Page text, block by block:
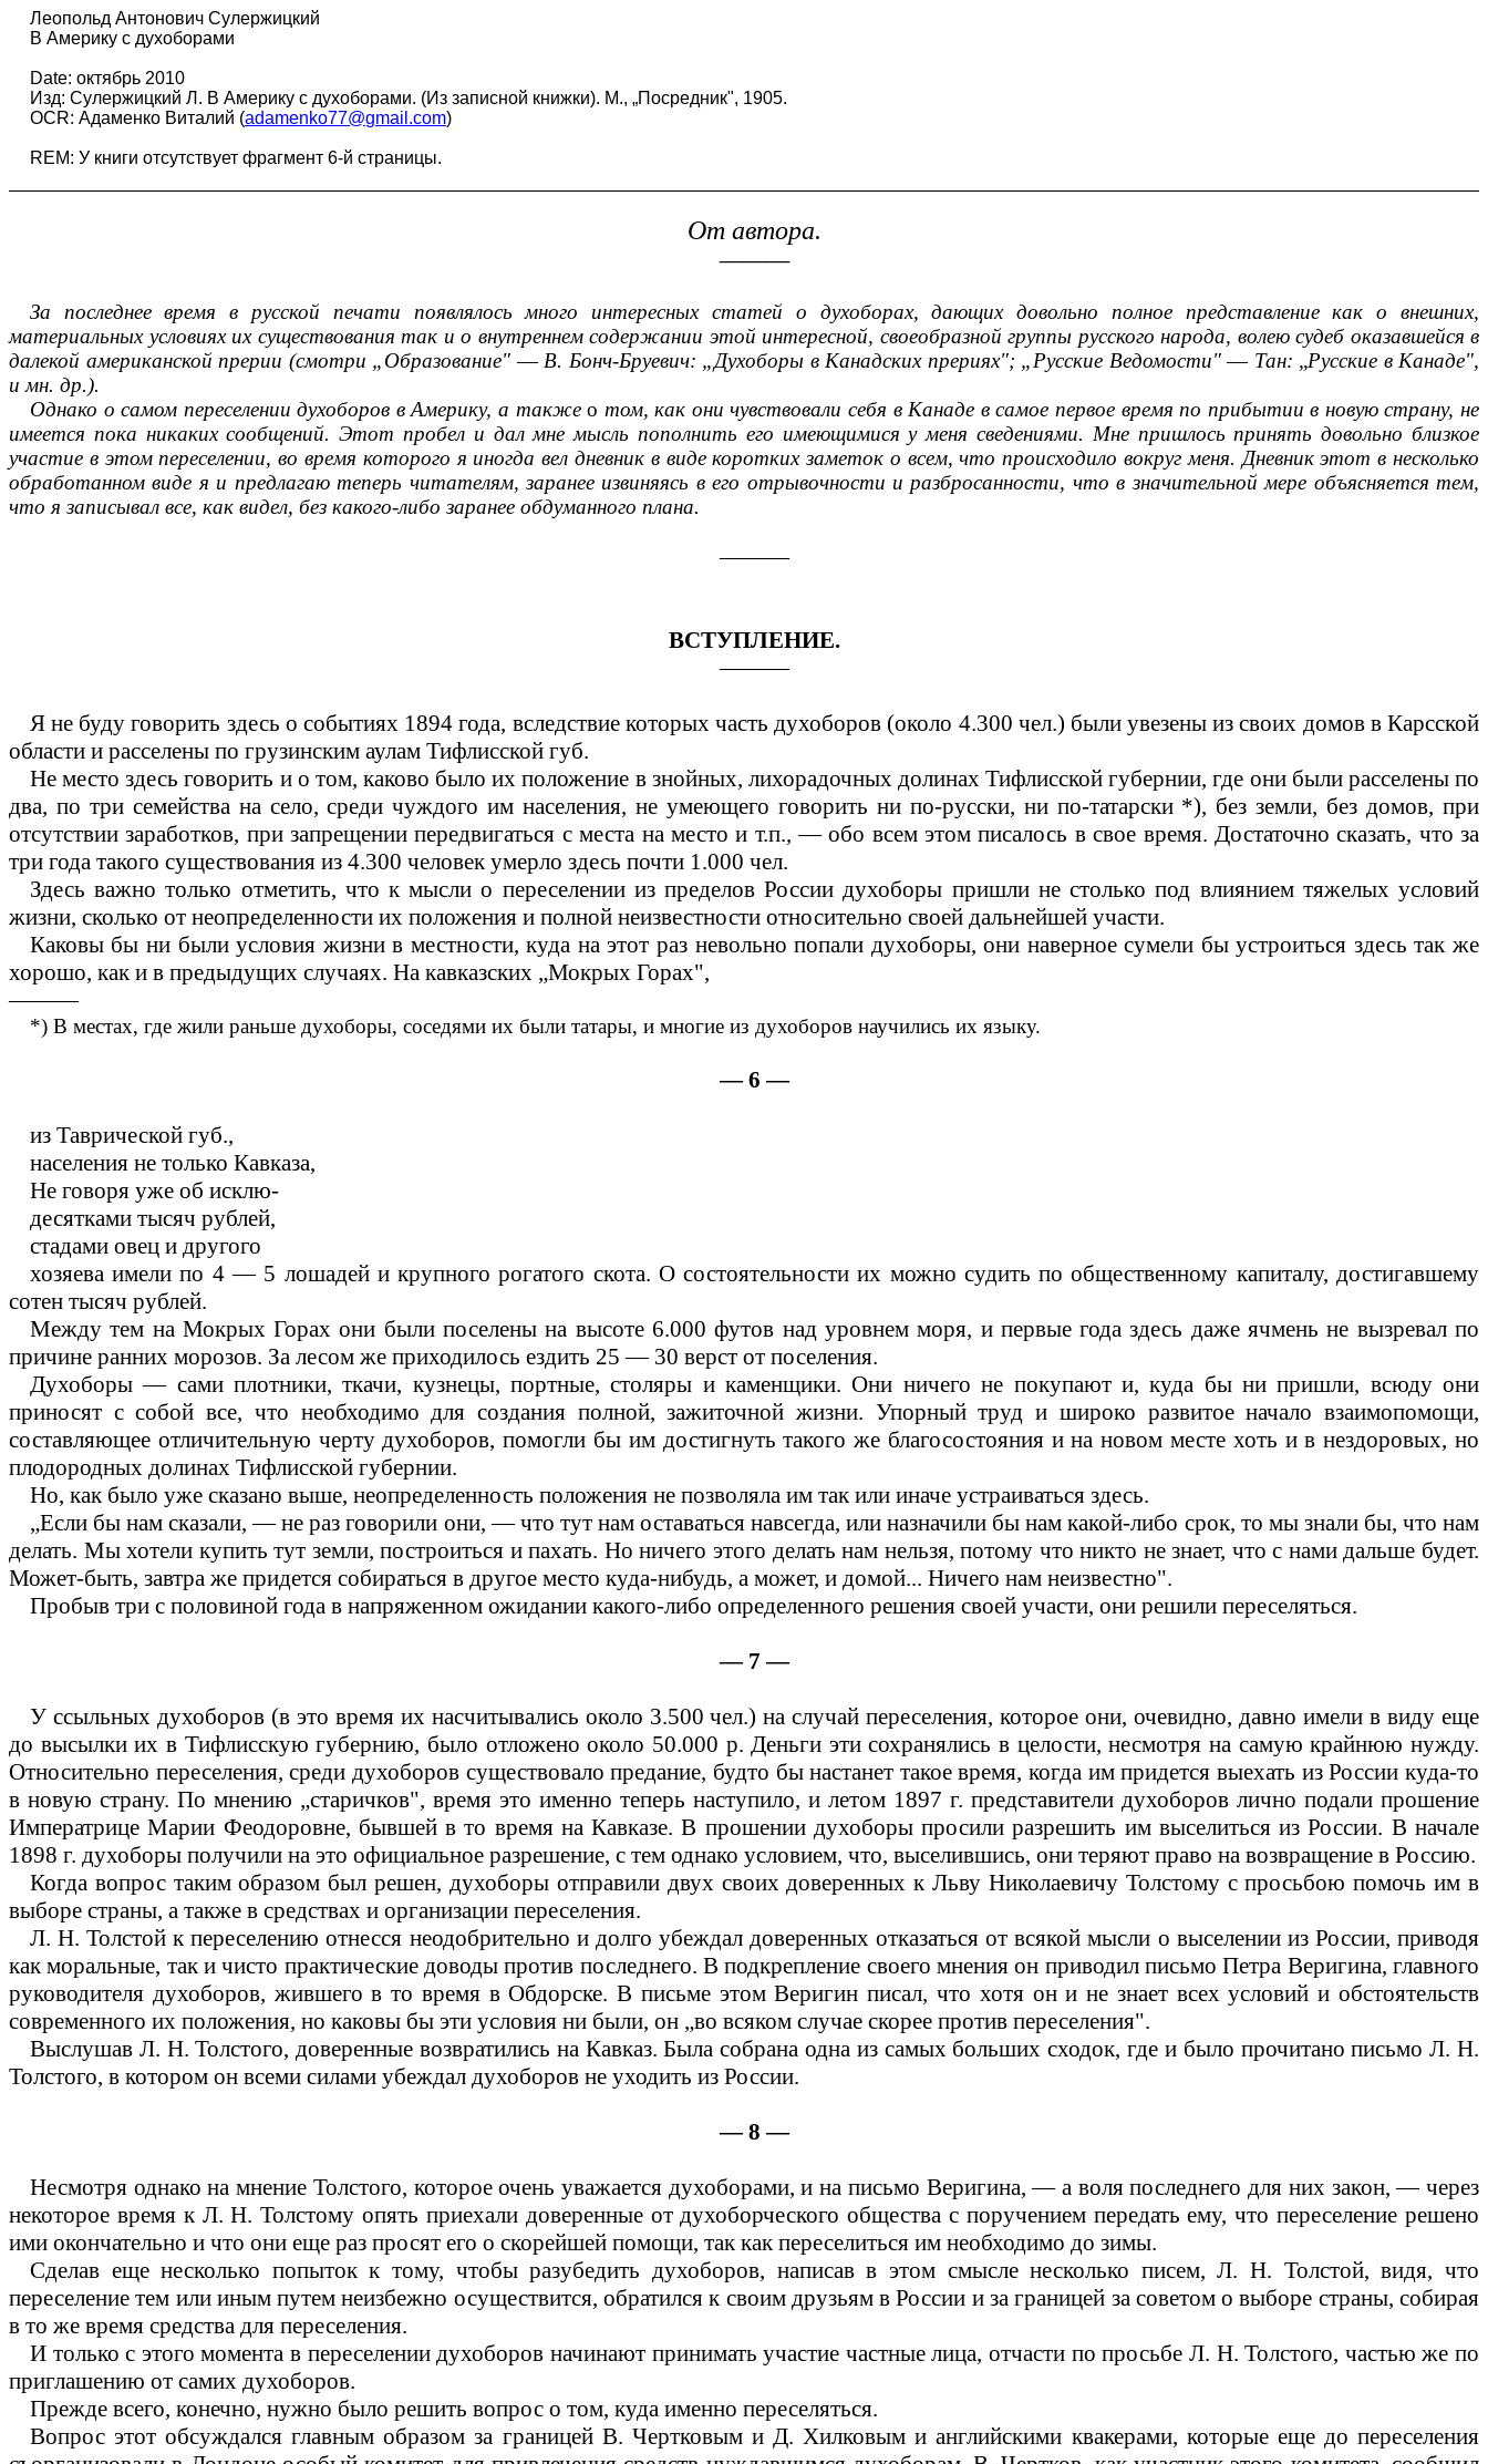
Леопольд Антонович Сулержицкий
В Америку с духоборами
Date: октябрь2010
Изд: Сулержицкий Л. В Америку с духоборами. (Из записной книжки). М., „Посредник", 1905.
OCR: Адаменко Виталий (adamenko77@gmail.com)
REM: У книги отсутствует фрагмент 6-й страницы.
От автора.
———
За последнее время в русской печати появлялось много интересных статей о духоборах, дающих довольно полное представление как о внешних,
материальных условиях их существования так и о внутреннем содержании этой интересной, своеобразной группы русского народа, волею судеб оказавшейся в
далекой американской прерии (смотри „Образование" — В. Бонч-Бруевич: „Духоборы в Канадских прериях"; „Русские Ведомости"— Тан: „Русские в Канаде",
и мн. др.).
Однако о самом переселении духоборов в Америку, а такжео том, как они чувствовали себя в Канаде в самое первое время по прибытии в новую страну, не
имеется пока никаких сообщений. Этот пробел и дал мне мысль пополнить его имеющимися у меня сведениями. Мне пришлось принять довольно близкое
участие в этом переселении, во время которого я иногда вел дневник в виде коротких заметок о всем, что происходило вокруг меня. Дневник этот в несколько
обработанном виде я и предлагаю теперь читателям, заранее извиняясь в его отрывочности и разбросанности, что в значительной мере объясняется тем,
что я записывал все, как видел, без какого-либо заранее обдуманного плана.
———
ВСТУПЛЕНИЕ.
———
Я не буду говорить здесь о событиях 1894 года, вследствие которых часть духоборов (около 4.300 чел.) были увезены из своих домов в Карсской
области и расселены по грузинским аулам Тифлисской губ.
Не место здесь говорить и о том, каково было их положение в знойных, лихорадочных долинах Тифлисской губернии, где они были расселены по
два, по три семейства на село, среди чуждого им населения, не умеющего говорить ни по-русски, ни по-татарски *), без земли, без домов, при
отсутствии заработков, при запрещении передвигаться с места на место и т.п., — обо всем этом писалось в свое время. Достаточно сказать, что за
три года такого существования из 4.300 человек умерло здесь почти 1.000 чел.
Здесь важно только отметить, что к мысли о переселении из пределов России духоборы пришли не столько под влиянием тяжелых условий
жизни, сколько от неопределенности их положения и полной неизвестности относительно своей дальнейшей участи.
Каковы бы ни были условия жизни в местности, куда на этот раз невольно попали духоборы, они наверное сумели бы устроиться здесь так же
хорошо, как и в предыдущих случаях. На кавказских „Мокрых Горах",
———
*) В местах, где жили раньше духоборы, соседями их были татары, и многие из духоборов научились их языку.
— 6 —
из Таврической губ.,
населения не только Кавказа,
Не говоря уже об исклю-
десятками тысяч рублей,
стадами овец и другого
хозяева имели по 4 — 5 лошадей и крупного рогатого скота. О состоятельности их можно судить по общественному капиталу, достигавшему
сотен тысяч рублей.
Между тем на Мокрых Горах они были поселены на высоте 6.000 футов над уровнем моря, и первые года здесь даже ячмень не вызревал по
причине ранних морозов. За лесом же приходилось ездить 25 — 30 верст от поселения.
Духоборы — сами плотники, ткачи, кузнецы, портные, столяры и каменщики. Они ничего не покупают и, куда бы ни пришли, всюду они
приносят с собой все, что необходимо для создания полной, зажиточной жизни. Упорный труд и широко развитое начало взаимопомощи,
составляющее отличительную черту духоборов, помогли бы им достигнуть такого же благосостояния и на новом месте хоть и в нездоровых, но
плодородных долинах Тифлисской губернии.
Но, как было уже сказано выше, неопределенность положения не позволяла им так или иначе устраиваться здесь.
„Если бы нам сказали, — не раз говорили они, — что тут нам оставаться навсегда, или назначили бы нам какой-либо срок, то мы знали бы, что нам
делать. Мы хотели купить тут земли, построиться и пахать. Но ничего этого делать нам нельзя, потому что никто не знает, что с нами дальше будет.
Может-быть, завтра же придется собираться в другое место куда-нибудь, а может, и домой... Ничего нам неизвестно".
Пробыв три с половиной года в напряженном ожидании какого-либо определенного решения своей участи, они решили переселяться.
— 7 —
У ссыльных духоборов (в это время их насчитывались около 3.500 чел.) на случай переселения, которое они, очевидно, давно имели в виду еще
до высылки их в Тифлисскую губернию, было отложено около 50.000 р. Деньги эти сохранялись в целости, несмотря на самую крайнюю нужду.
Относительно переселения, среди духоборов существовало предание, будто бы настанет такое время, когда им придется выехать из России куда-то
в новую страну. По мнению „старичков", время это именно теперь наступило, и летом 1897 г. представители духоборов лично подали прошение
Императрице Марии Феодоровне, бывшей в то время на Кавказе. В прошении духоборы просили разрешить им выселиться из России. В начале
1898 г. духоборы получили на это официальное разрешение, с тем однако условием, что, выселившись, они теряют право на возвращение в Россию.
Когда вопрос таким образом был решен, духоборы отправили двух своих доверенных к Льву Николаевичу Толстому с просьбою помочь им в
выборе страны, а также в средствах и организации переселения.
Л. Н. Толстой к переселению отнесся неодобрительно и долго убеждал доверенных отказаться от всякой мысли о выселении из России, приводя
как моральные, так и чисто практические доводы против последнего. В подкрепление своего мнения он приводил письмо Петра Веригина, главного
руководителя духоборов, жившего в то время в Обдорске. В письме этом Веригин писал, что хотя он и не знает всех условий и обстоятельств
современного их положения, но каковы бы эти условия ни были, он „во всяком случае скорее против переселения".
Выслушав Л. Н. Толстого, доверенные возвратились на Кавказ. Была собрана одна из самых больших сходок, где и было прочитано письмо Л. Н.
Толстого, в котором он всеми силами убеждал духоборов не уходить из России.
— 8 —
Несмотря однако на мнение Толстого, которое очень уважается духоборами, и на письмо Веригина, — а воля последнего для них закон, — через
некоторое время к Л. Н. Толстому опять приехали доверенные от духоборческого общества с поручением передать ему, что переселение решено
ими окончательно и что они еще раз просят его о скорейшей помощи, так как переселиться им необходимо до зимы.
Сделав еще несколько попыток к тому, чтобы разубедить духоборов, написав в этом смысле несколько писем, Л. Н. Толстой, видя, что
переселение тем или иным путем неизбежно осуществится, обратился к своим друзьям в России и за границей за советом о выборе страны, собирая
в то же время средства для переселения.
И только с этого момента в переселении духоборов начинают принимать участие частные лица, отчасти по просьбе Л. Н. Толстого, частью же по
приглашению от самих духоборов.
Прежде всего, конечно, нужно было решить вопрос о том, куда именно переселяться.
Вопрос этот обсуждался главным образом за границей В. Чертковым и Д. Хилковым и английскими квакерами, которые еще до переселения